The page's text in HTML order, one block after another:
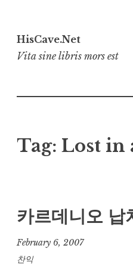
to
content
HisCave.Net
Vita sine libris mors est
Tag: Lost in
카르데니오 납
February 6, 2007
찬익